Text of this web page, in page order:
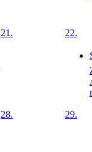
21. 22.
28. 29.